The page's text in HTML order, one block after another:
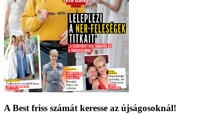
A Best friss számát keresse az újságosoknál!